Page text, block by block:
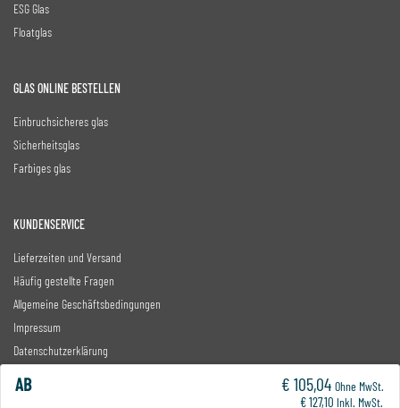
AB € 105,04 Ohne MwSt.
€ 127,10 Inkl. MwSt.
ESG Glas
Floatglas
GLAS ONLINE BESTELLEN
Einbruchsicheres glas
Sicherheitsglas
Farbiges glas
KUNDENSERVICE
Lieferzeiten und Versand
Häufig gestellte Fragen
Allgemeine Geschäftsbedingungen
Impressum
Datenschutzerklärung